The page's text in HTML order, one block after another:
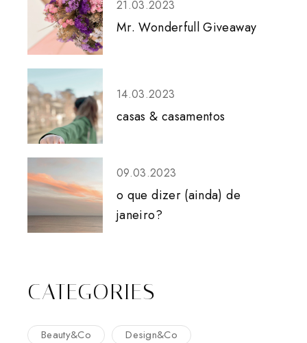
21.03.2023
Mr. Wonderfull Giveaway
14.03.2023
casas & casamentos
09.03.2023
o que dizer (ainda) de
janeiro?
CATEGORIES
Beauty&Co
Design&Co